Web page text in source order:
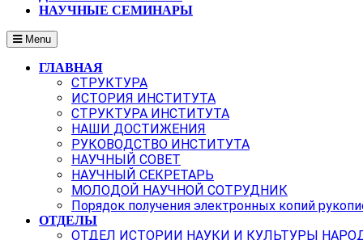
НАУЧНЫЕ СЕМИНАРЫ
Menu
ГЛАВНАЯ
СТРУКТУРА
ИСТОРИЯ ИНСТИТУТА
СТРУКТУРА ИНСТИТУТА
НАШИ ДОСТИЖЕНИЯ
РУКОВОДСТВО ИНСТИТУТА
НАУЧНЫЙ СОВЕТ
НАУЧНЫЙ СЕКРЕТАРЬ
МОЛОДОЙ НАУЧНОЙ СОТРУДНИК
Порядок получения электронных копий
ОТДЕЛЫ
ОТДЕЛ ИСТОРИИ НАУКИ И КУЛЬТУРЫ